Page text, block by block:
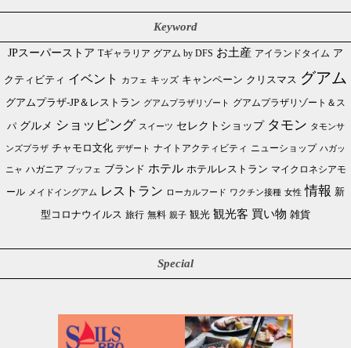
Keyword
JPスーパーストア Tギャラリア グアム by DFS お土産 アイランドタイム ア
クティビティ イベント カフェ キッズ キャンペーン クリスマス グアム
グアムプラザ-JP＆レストラン グアムプラザリゾート グアムプラザリゾート＆ス
パ グルメ ショッピング スイーツ セレクトショップ タモン タモンサ
ンズプラザ チャモロ文化 デザート ナイトアクティビティ ニューショップ ハガッ
ニャ ハガニア ブッフェ ブランド ホテル ホテルレストラン マイクロネシアモ
ール メイドイングアム レストラン ローカルフード ワクチン接種 女性 情報 新
型コロナウイルス 旅行 無料 親子 観光 観光客 買い物 雑貨
Special